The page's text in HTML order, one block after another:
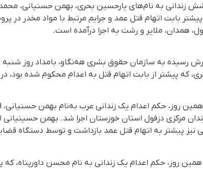
زندانی بە نام‌های یارحسین بحری، بهمن حسنیانی،
پیشتر بابت اتهام قتل عمد و جرایم مرتبط با مواد مخدر در
همدان، ملایر و رشت به اجرا درآمده است.
که پیشتر از بابت اتهام قتل به اعدام محکوم شده بود، در
مرکزی دزفول استان خوزستان اجرا شد. بهمن
نیز پیشتر بە اتهام قتل عمد بازداشت و توسط دستگاه
روز، حکم اعدام یک زندانی بە نام محسن داورپناه، که